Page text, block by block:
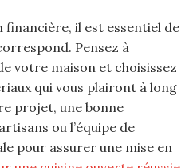
financière, il est essentiel de
Pensez à
votre maison et choisissez
qui vous plairont à long
projet, une bonne
ou l’équipe de
pour assurer une mise en